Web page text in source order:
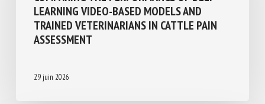
Prise en charge de la douleur
COMPARING THE PERFORMANCE OF DEEP
LEARNING VIDEO-BASED MODELS AND
ASSESSMENT